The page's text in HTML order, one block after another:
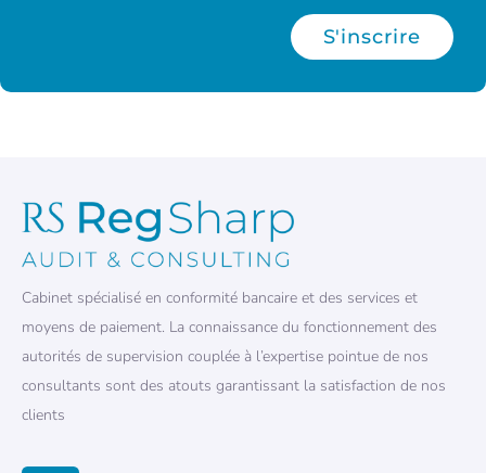
S'inscrire
Cabinet spécialisé en conformité bancaire et des services et
moyens de paiement. La connaissance du fonctionnement des
autorités de supervision couplée à l’expertise pointue de nos
consultants sont des atouts garantissant la satisfaction de nos
clients